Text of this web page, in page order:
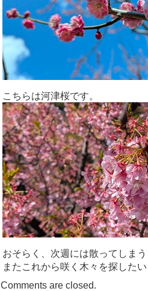
こちらは河津桜です。
おそらく、次週には散ってしま
またこれから咲く木々を探した
Comments are closed.